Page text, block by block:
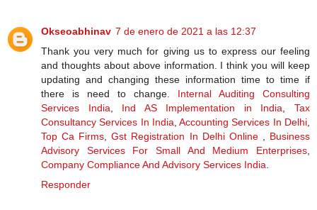
Okseoabhinav 7 de enero de 2021 a las 12:37
Thank you very much for giving us to express our feeling
and thoughts about above information. I think you will keep
updating and changing these information time to time if
there is need to change. Internal Auditing Consulting
Services India
Ind AS Implementation in India ,Tax
Consultancy Services In India ,Accounting Services In Delhi
Top Ca Firms ,Gst Registration In Delhi Online
Business
Advisory Services For Small And Medium Enterprises
Company Compliance And Advisory Services India
Responder